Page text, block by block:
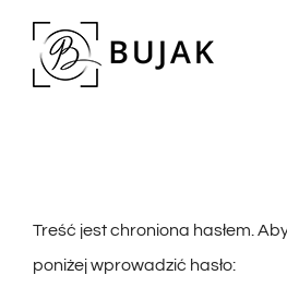
Treść jest chroniona hasłem.
poniżej wprowadzić hasło: